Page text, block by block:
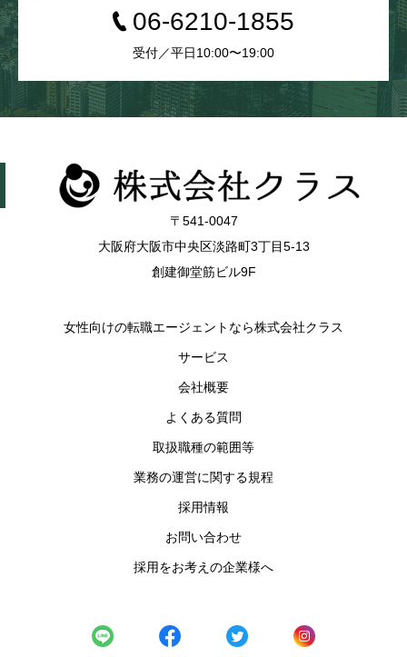
06-6210-1855
受付／平日10:00〜19:00
〒541-0047
大阪府大阪市中央区淡路町3丁目5-13
創建御堂筋ビル9F
女性向けの転職エージェントなら株式会社クラス
サービス
会社概要
よくある質問
取扱職種の範囲等
業務の運営に関する規程
採用情報
お問い合わせ
採用をお考えの企業様へ